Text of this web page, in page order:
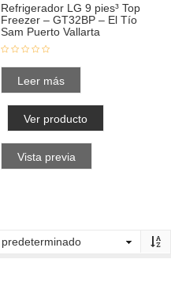
Refrigerador LG 9 pies³ Top
Freezer – GT32BP – El Tío
Sam Puerto Vallarta
Leer más
Ver producto
Vista previa